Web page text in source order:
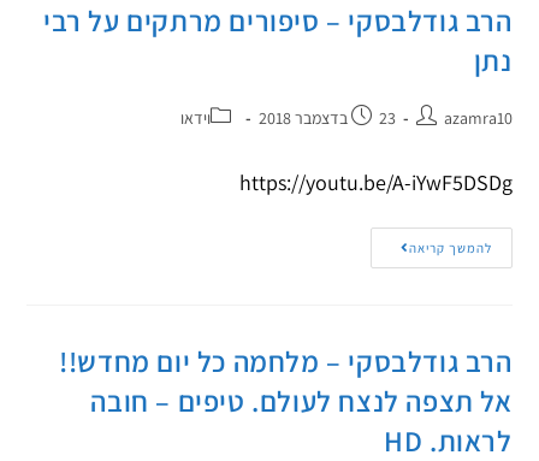
הרב גודלבסקי – סיפורים מרתקים על רבי
נתן
azamra10 23 בדצמבר 2018 וידאו
https://youtu.be/A-iYwF5DSDg
להמשך קריאה
הרב גודלבסקי – מלחמה כל יום מחדש!!
אל תצפה לנצח לעולם. טיפים – חובה
לראות. HD